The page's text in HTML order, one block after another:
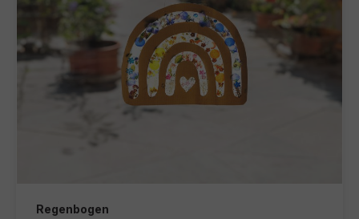
Regenbogen